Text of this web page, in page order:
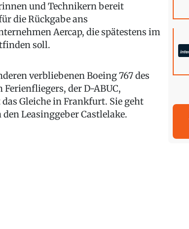
und Technikern bereit
die Rückgabe ans
Aercap, die spätestens im
soll.
verbliebenen Boeing 767 des
Ferienfliegers, der D-ABUC,
Gleiche in Frankfurt. Sie geht
Leasinggeber Castlelake.